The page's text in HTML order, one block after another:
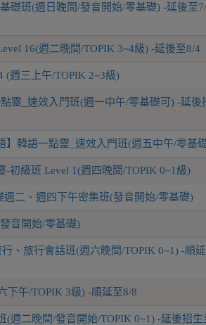
礎班(週日晚間/發音開始/零基礎) -延後至
16(週二晚間/TOPIK 3~4級) -延後至8/4
(週三上午/TOPIK 2~3級)
靈_速效入門班(週一中午/零基礎可) -延後
】韓語一點靈_速效入門班(週五中午/零基
-初級班 Level 1(週四晚間/TOPIK 0~1級)
週二、週四下午密集班(發音開始/零基礎)
音開始/零基礎)
、旅行會話班(週六晚間/TOPIK 0~1) -順
下午/TOPIK 3級) -順延至8/8
(週二晚間/發音開始/TOPIK 0~1) -延後招生